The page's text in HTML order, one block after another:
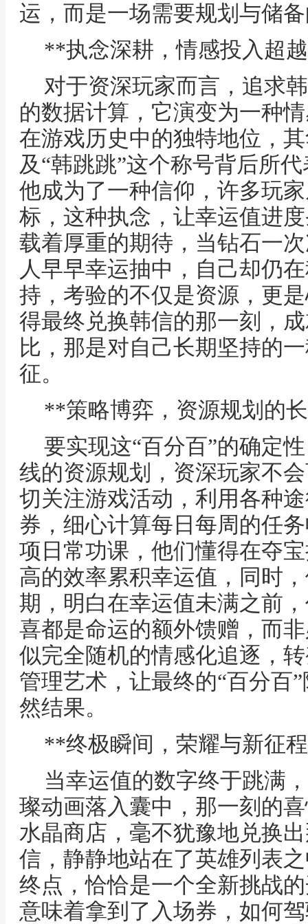
运，而是一场需要规划与储
**执念深耕，情感投入超
对于资深玩家而言，追求
的数据计算，它演变为一种
在游戏历史中的独特地位，
及“韩跳跳”这个称号背后所
他成为了一种信仰，许多玩
标，这种执念，让幸运值进
载着厚重的期待，当钻石一
人早早幸运抽中，自己却仍
持，考验的不仅是资源，更
得最终兑换韩信的那一刻，
比，那是对自己长期坚持的
征。
**策略博弈，资源规划的
要实现这“百分百”的确定
线的资源规划，资深玩家不
切关注游戏活动，利用各种
券，细心计算每日每周的任
项日常功课，他们懂得在夺
高的效率累积幸运值，同时
期，明白在幸运值未满之前
喜都是命运的额外馈赠，而
似完全随机的情感化追逐，
管理艺术，让最终的“百分百
然结果。
**终极瞬间，荣耀与新征
当幸运值的数字终于跳满
璨动画落入囊中，那一刻的
水晶商店，毫不犹豫地兑换
信，静静地站在了英雄列表
终点，恰恰是一个全新挑战
意味着拿到了入场券，如何